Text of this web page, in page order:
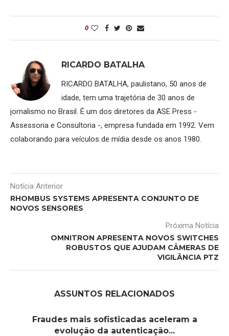
0
RICARDO BATALHA
RICARDO BATALHA, paulistano, 50 anos de
idade, tem uma trajetória de 30 anos de
jornalismo no Brasil. É um dos diretores da ASE Press -
Assessoria e Consultoria -, empresa fundada em 1992. Vem
colaborando para veículos de mídia desde os anos 1980.
Notícia Anterior
RHOMBUS SYSTEMS APRESENTA CONJUNTO DE
NOVOS SENSORES
Próxima Notícia
OMNITRON APRESENTA NOVOS SWITCHES
ROBUSTOS QUE AJUDAM CÂMERAS DE
VIGILÂNCIA PTZ
ASSUNTOS RELACIONADOS
Fraudes mais sofisticadas aceleram a
evolução da autenticação...